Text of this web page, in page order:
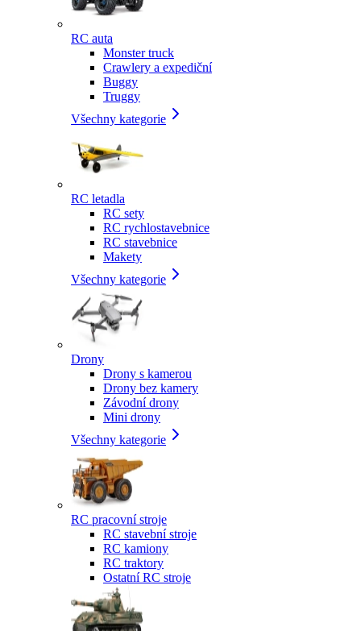
RC auta
Monster truck
Crawlery a expediční
Buggy
Truggy
Všechny kategorie
RC letadla
RC sety
RC rychlostavebnice
RC stavebnice
Makety
Všechny kategorie
Drony
Drony s kamerou
Drony bez kamery
Závodní drony
Mini drony
Všechny kategorie
RC pracovní stroje
RC stavební stroje
RC kamiony
RC traktory
Ostatní RC stroje